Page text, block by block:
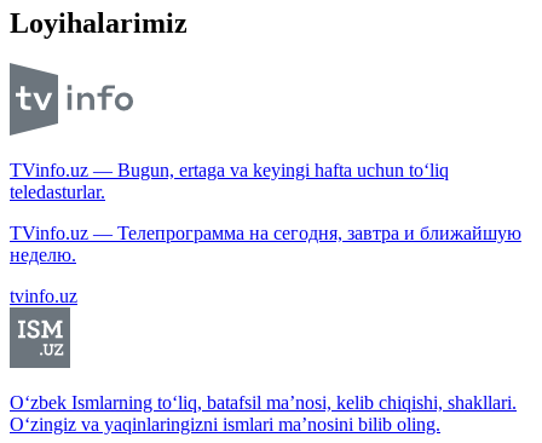
Loyihalarimiz
TVinfo.uz — Bugun, ertaga va keyingi hafta uchun to‘liq
teledasturlar.
TVinfo.uz — Телепрограмма на сегодня, завтра и ближайшую
неделю.
tvinfo.uz
O‘zbek Ismlarning to‘liq, batafsil ma’nosi, kelib chiqishi, shakllari.
O‘zingiz va yaqinlaringizni ismlari ma’nosini bilib oling.